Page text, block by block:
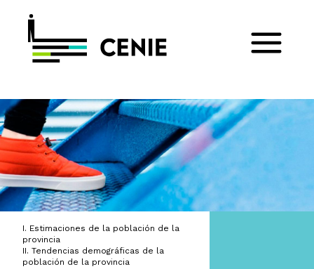
I. Estimaciones de la población de la
provincia
II. Tendencias demográficas de la
población de la provincia